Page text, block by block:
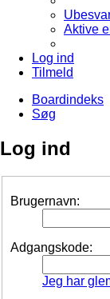
Aktive
Log ind
Tilmeld
Boardindeks
Søg
Log ind
Brugernavn:
Adgangskode:
Jeg har